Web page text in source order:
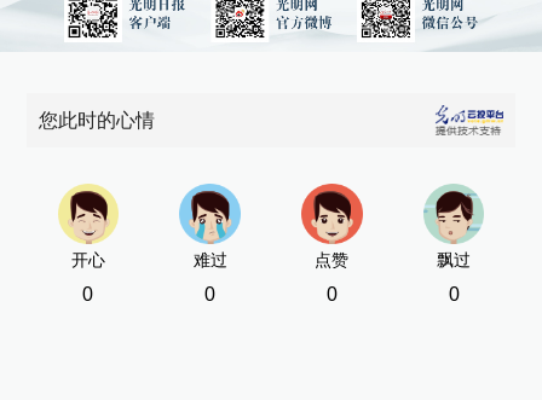
您此时的心情
开心
0
难过
0
点赞
0
飘过
0